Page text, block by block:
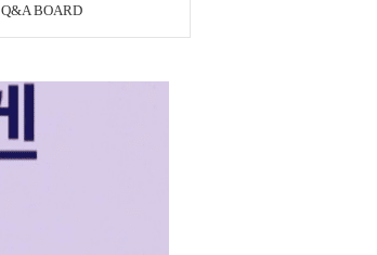
Q&A BOARD